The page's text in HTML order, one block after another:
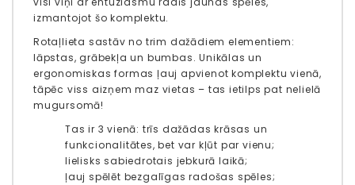
izmantojot šo komplektu.
Rotaļlieta sastāv no trim dažādiem elementiem:
lāpstas, grābekļa un bumbas. Unikālas un
ergonomiskas formas ļauj apvienot komplektu vienā,
tāpēc viss aizņem maz vietas – tas ietilps pat nelielā
mugursomā!
Tas ir 3 vienā: trīs dažādas krāsas un
funkcionalitātes, bet var kļūt par vienu;
lielisks sabiedrotais jebkurā laikā;
ļauj spēlēt bezgalīgas radošas spēles;